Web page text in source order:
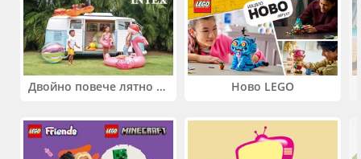
Двойно повече лятно забавление! Купи 2 продукта INTEX и вземи -33% Ново LEGO